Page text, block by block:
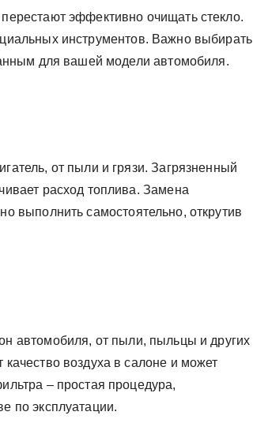
эффективно очищать стекло.
инструментов. Важно выбирать
для вашей модели автомобиля.
от пыли и грязи. Загрязненный
расход топлива. Замена
выполнить самостоятельно, открутив
автомобиля, от пыли, пыльцы и других
воздуха в салоне и может
– простая процедура,
по эксплуатации.